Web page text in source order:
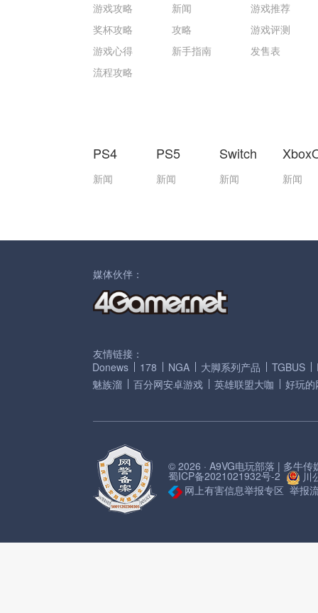
游戏攻略
奖杯攻略
游戏心得
流程攻略
新闻
攻略
新手指南
游戏推荐
游戏评测
发售表
PS4
新闻
PS5
新闻
Switch
新闻 新闻
媒体伙伴：
友情链接：
Donews
178 NGA 大脚系列产品 TGBUS
魅族溜
百分网安卓游戏 英雄联盟大咖 好玩的
© 2026 · A9VG电玩部落 | 多牛传
蜀ICP备2021021932号-2
川
网上有害信息举报专区 举报